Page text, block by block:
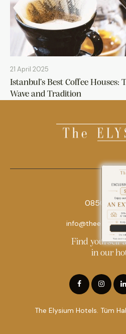
21 April 2025
Istanbul’s Best Coffee
Wave and Tradition
0850 242
Find yourself
in our
The Elysium Hotels. Tüm